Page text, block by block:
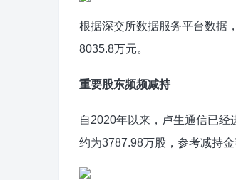
根据深交所数据服务平台数据
8035.8万元。
重要股东频频减持
自2020年以来，卢生通信已
约为3787.98万股，参考减持金